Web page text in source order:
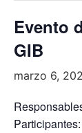
Evento
GIB
marzo 6,